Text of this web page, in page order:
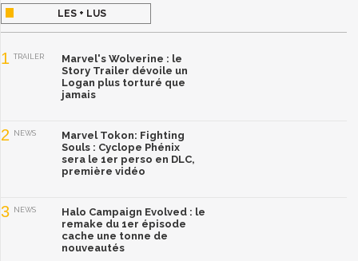
LES + LUS
1 TRAILER
Marvel's Wolverine : le
Story Trailer dévoile un
Logan plus torturé que
jamais
2 NEWS
Marvel Tokon: Fighting
Souls : Cyclope Phénix
sera le 1er perso en DLC,
première vidéo
3 NEWS
Halo Campaign Evolved : le
remake du 1er épisode
cache une tonne de
nouveautés